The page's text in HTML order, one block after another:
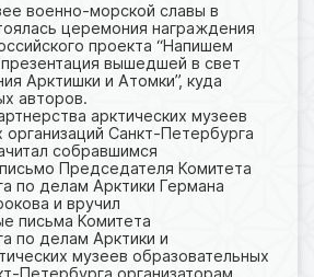
военно-морской славы в
церемония награждения
проекта “Напишем
презентация вышедшей в свет
Арктишки и Атомки”, куда
авторов.
арктических музеев
организаций Санкт-Петербурга
собравшимся
Председателя Комитета
по делам Арктики Германа
и вручил
письма Комитета
по делам Арктики и
музеев образовательных